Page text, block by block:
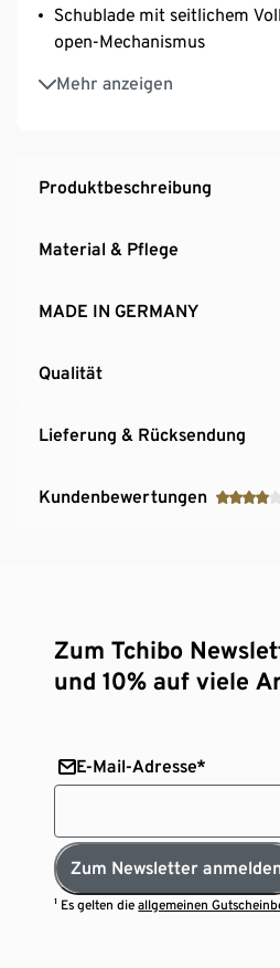
Schublade mit seitlichem
open-Mechanismus
Mehr anzeigen
Inkl. Wandbefestigung und
MADE IN GERMANY
Produktbeschreibung
Material & Pflege
MADE IN GERMANY
Qualität
Lieferung & Rücksendung
Kundenbewertungen
Zum Tchibo
und 10% auf viele
E-Mail-Adresse*
Zum Newsletter anmelden
¹ Es gelten dieallgemeinen